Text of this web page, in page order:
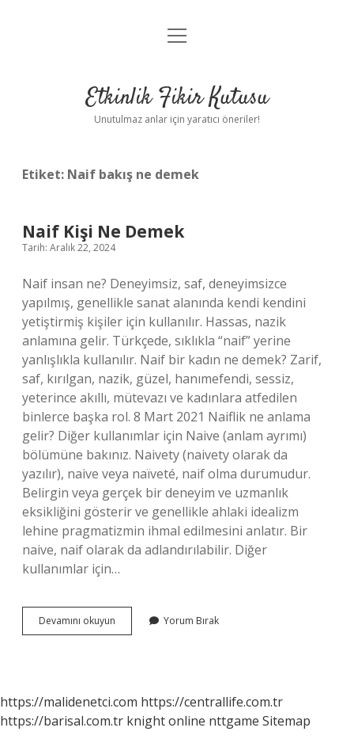
Anasayfa
Yasal Uyarı
menüyü
Etkinlik Fikir Kutusu
Unutulmaz anlar için yaratıcı öneriler!
Etiket: Naif bakış ne demek
Naif Kişi Ne Demek
Tarih: Aralık 22, 2024
Naif insan ne? Deneyimsiz, saf, deneyimsizce
yapılmış, genellikle sanat alanında kendi kendini
yetiştirmiş kişiler için kullanılır. Hassas, nazik
anlamına gelir. Türkçede, sıklıkla “naif” yerine
yanlışlıkla kullanılır. Naif bir kadın ne demek? Zarif,
saf, kırılgan, nazik, güzel, hanımefendi, sessiz,
yeterince akıllı, mütevazı ve kadınlara atfedilen
binlerce başka rol. ⁣8 Mart 2021 Naiflik ne anlama
gelir? Diğer kullanımlar için Naive (anlam ayrımı)
bölümüne bakınız. Naivety (naivety olarak da
yazılır), naive veya naïveté, naif olma durumudur.
Belirgin veya gerçek bir deneyim ve uzmanlık
eksikliğini gösterir ve genellikle ahlaki idealizm
lehine pragmatizmin ihmal edilmesini anlatır. Bir
naive, naif olarak da adlandırılabilir. Diğer
kullanımlar için…
Devamını okuyun
Kişi
Yorum Bırak
https://malidenetci.com https://centrallife.com.tr
https://barisal.com.tr knight online nttgame Sitemap